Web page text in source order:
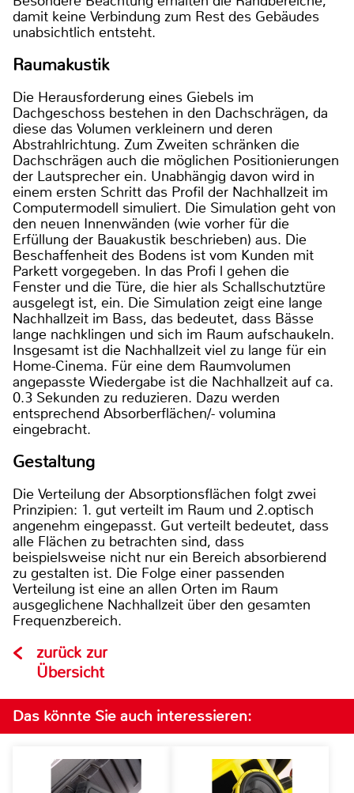
damit keine Verbindung zum Rest des Gebäudes
unabsichtlich entsteht.
Raumakustik
Die Herausforderung eines Giebels im
Dachgeschoss bestehen in den Dachschrägen, da
diese das Volumen verkleinern und deren
Abstrahlrichtung. Zum Zweiten schränken die
Dachschrägen auch die möglichen Positionierungen
der Lautsprecher ein. Unabhängig davon wird in
einem ersten Schritt das Profil der Nachhallzeit im
Computermodell simuliert. Die Simulation geht von
den neuen Innenwänden (wie vorher für die
Erfüllung der Bauakustik beschrieben) aus. Die
Beschaffenheit des Bodens ist vom Kunden mit
Parkett vorgegeben. In das Profi l gehen die
Fenster und die Türe, die hier als Schallschutztüre
ausgelegt ist, ein. Die Simulation zeigt eine lange
Nachhallzeit im Bass, das bedeutet, dass Bässe
lange nachklingen und sich im Raum aufschaukeln.
Insgesamt ist die Nachhallzeit viel zu lange für ein
Home-Cinema. Für eine dem Raumvolumen
angepasste Wiedergabe ist die Nachhallzeit auf ca.
0.3 Sekunden zu reduzieren. Dazu werden
entsprechend Absorberflächen/- volumina
eingebracht.
Gestaltung
Die Verteilung der Absorptionsflächen folgt zwei
Prinzipien: 1. gut verteilt im Raum und 2.optisch
angenehm eingepasst. Gut verteilt bedeutet, dass
alle Flächen zu betrachten sind, dass
beispielsweise nicht nur ein Bereich absorbierend
zu gestalten ist. Die Folge einer passenden
Verteilung ist eine an allen Orten im Raum
ausgeglichene Nachhallzeit über den gesamten
Frequenzbereich.
zurück zur
Übersicht
Das könnte Sie auch interessieren: